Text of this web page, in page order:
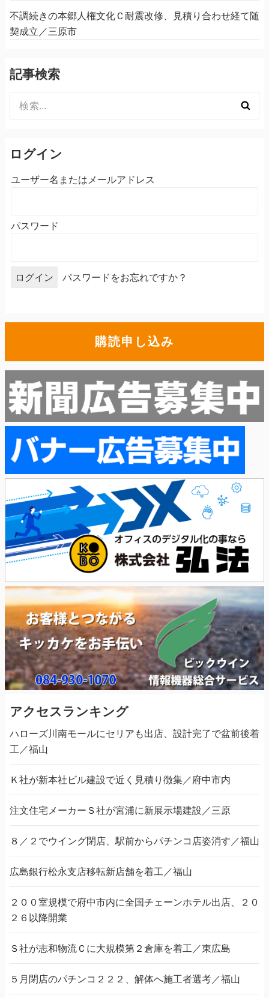
不調続きの本郷人権文化Ｃ耐震改修、見積り合わせ経て随
契成立／三原市
記事検索
索:
ログイン
ユーザー名またはメールアドレス
パスワード
パスワードをお忘れですか？
購読申し込み
アクセスランキング
ハローズ川南モールにセリアも出店、設計完了で盆前後着
工／福山
Ｋ社が新本社ビル建設で近く見積り徴集／府中市内
注文住宅メーカーＳ社が宮浦に新展示場建設／三原
８／２でウイング閉店、駅前からパチンコ店姿消す／福山
広島銀行松永支店移転新店舗を着工／福山
２００室規模で府中市内に全国チェーンホテル出店、２０
２６以降開業
Ｓ社が志和物流Ｃに大規模第２倉庫を着工／東広島
５月閉店のパチンコ２２２、解体へ施工者選考／福山